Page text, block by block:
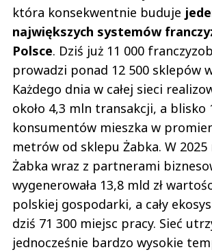
która konsekwentnie buduje
największych systemów
Polsce. Dziś już 11 000
prowadzi ponad 12 500 sklepów
Każdego dnia w całej sieci
około 4,3 mln transakcji, a blisko
konsumentów mieszka w
metrów od sklepu Żabka. W 2025
Żabka wraz z partnerami
wygenerowała 13,8 mld zł
polskiej gospodarki, a cały
dziś 71 300 miejsc pracy. Sieć
jednocześnie bardzo wysokie